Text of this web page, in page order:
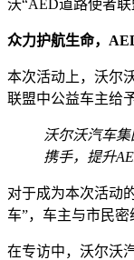
沃“AED道路使者
众力护航生命，
本次活动上，沃尔
联盟中公益车主给
沃尔沃汽车
携手，提升
对于成为本次活动
车”，车主与市民
在专访中，沃尔沃